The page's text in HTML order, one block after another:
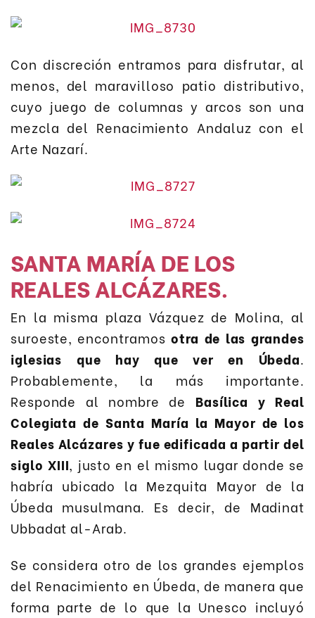
Con discreción entramos para disfrutar, al
menos, del maravilloso patio distributivo,
cuyo juego de columnas y arcos son una
mezcla del Renacimiento Andaluz con el
Arte Nazarí.
SANTA MARÍA DE LOS
REALES ALCÁZARES.
En la misma plaza Vázquez de Molina, al
suroeste, encontramos otra de las grandes
iglesias que hay que ver en Úbeda.
Probablemente, la más importante.
Responde al nombre de Basílica y Real
Colegiata de Santa María la Mayor de los
Reales Alcázares y fue edificada a partir del
siglo XIII, justo en el mismo lugar donde se
habría ubicado la Mezquita Mayor de la
Úbeda musulmana. Es decir, de Madinat
Ubbadat al-Arab.
Se considera otro de los grandes ejemplos
del Renacimiento en Úbeda, de manera que
forma parte de lo que la Unesco incluyó